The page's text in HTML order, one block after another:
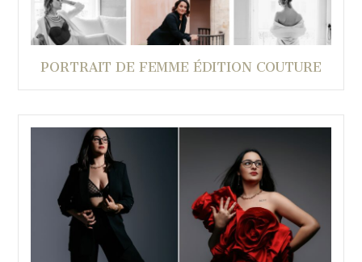
PORTRAIT DE FEMME ÉDITION COUTURE